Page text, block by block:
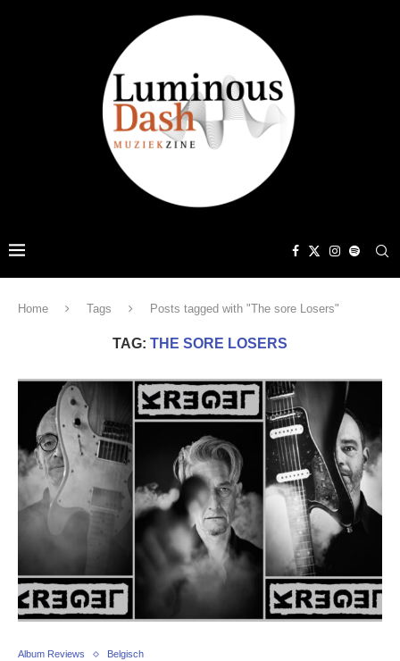
Home Tags Posts tagged with "The sore Losers"
TAG: THE SORE LOSERS
Album Reviews Belgisch